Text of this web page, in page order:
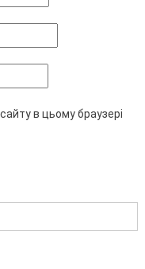
в цьому браузері